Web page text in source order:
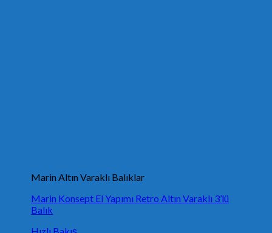
Marin Altın Varaklı Balıklar
Marin Konsept El Yapımı Retro Altın Varaklı 3’lü
Balık